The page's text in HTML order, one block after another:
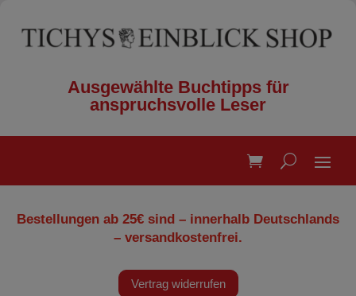
Ausgewählte Buchtipps für
anspruchsvolle Leser
Bestellungen ab 25€ sind – innerhalb Deutschlands
– versandkostenfrei.
Vertrag widerrufen